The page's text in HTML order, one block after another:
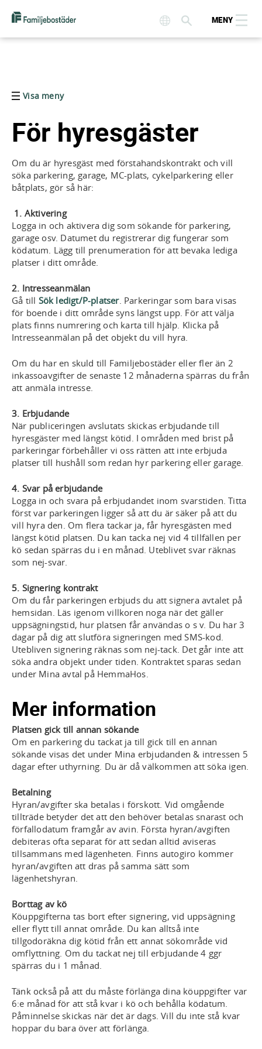
MENY
Visa meny
För hyresgäster
Om du är hyresgäst med förstahandskontrakt och vill
söka parkering, garage, MC-plats, cykelparkering eller
båtplats, gör så här:
1. Aktivering
Logga in och aktivera dig som sökande för parkering,
garage osv. Datumet du registrerar dig fungerar som
ködatum. Lägg till prenumeration för att bevaka lediga
platser i ditt område.
2. Intresseanmälan
Gå till Sök ledigt/P-platser. Parkeringar som bara visas
för boende i ditt område syns längst upp. För att välja
plats finns numrering och karta till hjälp. Klicka på
Intresseanmälan på det objekt du vill hyra.
Om du har en skuld till Familjebostäder eller fler än 2
inkassoavgifter de senaste 12 månaderna spärras du från
att anmäla intresse.
3. Erbjudande
När publiceringen avslutats skickas erbjudande till
hyresgäster med längst kötid. I områden med brist på
parkeringar förbehåller vi oss rätten att inte erbjuda
platser till hushåll som redan hyr parkering eller garage.
4. Svar på erbjudande
Logga in och svara på erbjudandet inom svarstiden. Titta
först var parkeringen ligger så att du är säker på att du
vill hyra den. Om flera tackar ja, får hyresgästen med
längst kötid platsen. Du kan tacka nej vid 4 tillfällen per
kö sedan spärras du i en månad. Uteblivet svar räknas
som nej-svar.
5. Signering kontrakt
Om du får parkeringen erbjuds du att signera avtalet på
hemsidan. Läs igenom villkoren noga när det gäller
uppsägningstid, hur platsen får användas o s v. Du har 3
dagar på dig att slutföra signeringen med SMS-kod.
Utebliven signering räknas som nej-tack. Det går inte att
söka andra objekt under tiden. Kontraktet sparas sedan
under Mina avtal på HemmaHos.
Mer information
Platsen gick till annan sökande
Om en parkering du tackat ja till gick till en annan
sökande visas det under Mina erbjudanden & intressen 5
dagar efter uthyrning. Du är då välkommen att söka igen.
Betalning
Hyran/avgifter ska betalas i förskott. Vid omgående
tillträde betyder det att den behöver betalas snarast och
förfallodatum framgår av avin. Första hyran/avgiften
debiteras ofta separat för att sedan alltid aviseras
tillsammans med lägenheten. Finns autogiro kommer
hyran/avgiften att dras på samma sätt som
lägenhetshyran.
Borttag av kö
Köuppgifterna tas bort efter signering, vid uppsägning
eller flytt till annat område. Du kan alltså inte
tillgodoräkna dig kötid från ett annat sökområde vid
omflyttning. Om du tackat nej till erbjudande 4 ggr
spärras du i 1 månad.
Tänk också på att du måste förlänga dina köuppgifter var
6:e månad för att stå kvar i kö och behålla ködatum.
Påminnelse skickas när det är dags. Vill du inte stå kvar
hoppar du bara över att förlänga.